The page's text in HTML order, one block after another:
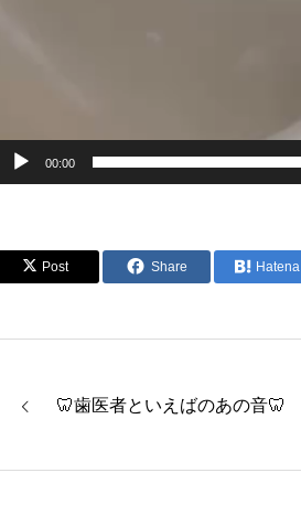
00:00
Post Share Hatena
🦷歯医者といえばのあの音🦷